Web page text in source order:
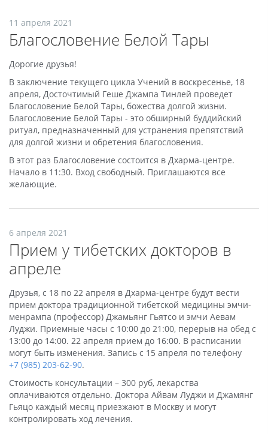
11 апреля 2021
Благословение Белой Тары
Дорогие друзья!
В заключение текущего цикла Учений в воскресенье, 18
апреля, Досточтимый Геше Джампа Тинлей проведет
Благословение Белой Тары, божества долгой жизни.
Благословение Белой Тары - это обширный буддийский
ритуал, предназначенный для устранения препятствий
для долгой жизни и обретения благословения.
В этот раз Благословение состоится в Дхарма-центре.
Начало в 11:30. Вход свободный. Приглашаются все
желающие.
6 апреля 2021
Прием у тибетских докторов в
апреле
Друзья, с 18 по 22 апреля в Дхарма-центре будут вести
прием доктора традиционной тибетской медицины эмчи-
менрампа (профессор) Джамьянг Гьятсо и эмчи Аевам
Луджи. Приемные часы с 10:00 до 21:00, перерыв на обед с
13:00 до 14:00. 22 апреля прием до 16:00. В расписании
могут быть изменения. Запись с 15 апреля по телефону
+7 (985) 203-62-90.
Стоимость консультации – 300 руб, лекарства
оплачиваются отдельно. Доктора Айвам Луджи и Джамянг
Гьяцо каждый месяц приезжают в Москву и могут
контролировать ход лечения.